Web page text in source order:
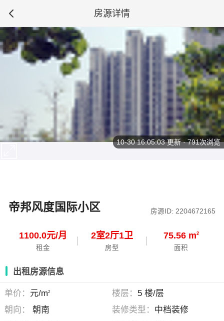
房源详情
帝邦风度国际小区 房源ID: 2204672165
1100.0元/月
租金
2室2厅1卫
房型
75.56 m2
面积
10-30 16:05:03更新 · 791次浏览
出租房源信息
单价： 元/m2 楼层： 5 楼/层
朝向：
朝南 装修类型： 中档装修